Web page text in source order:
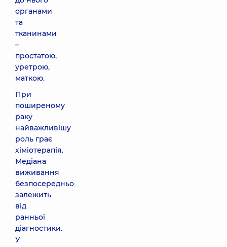
органами
та
тканинами
–
простатою,
уретрою,
маткою.
При
поширеному
раку
найважливішу
роль грає
хіміотерапія.
Медіана
виживання
безпосередньо
залежить
від
ранньої
діагностики.
У